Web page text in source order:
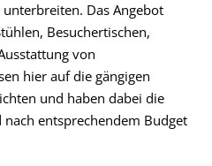
Das Angebot
Besuchertischen,
von
hier auf die gängigen
und haben dabei die
entsprechendem Budget